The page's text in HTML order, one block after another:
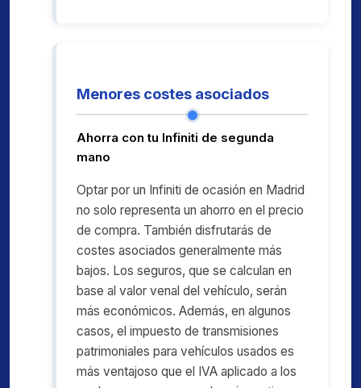
Menores costes asociados
Ahorra con tu Infiniti de segunda
mano
Optar por un Infiniti de ocasión en Madrid
no solo representa un ahorro en el precio
de compra. También disfrutarás de
costes asociados generalmente más
bajos. Los seguros, que se calculan en
base al valor venal del vehículo, serán
más económicos. Además, en algunos
casos, el impuesto de transmisiones
patrimoniales para vehículos usados es
más ventajoso que el IVA aplicado a los